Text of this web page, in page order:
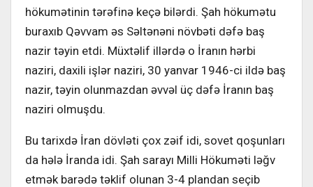
hökumətinin tərəfinə keçə bilərdi. Şah hökumətu
buraxıb Qəvvam əs Səltənəni növbəti dəfə baş
nazir təyin etdi. Müxtəlif illərdə o İranın hərbi
naziri, daxili işlər naziri, 30 yanvar 1946-ci ildə baş
nazir, təyin olunmazdan əvvəl üç dəfə İranın baş
naziri olmuşdu.
Bu tarixdə İran dövləti çox zəif idi, sovet qoşunları
da hələ İranda idi. Şah sarayı Milli Hökuməti ləğv
etmək barədə təklif olunan 3-4 plandan seçib